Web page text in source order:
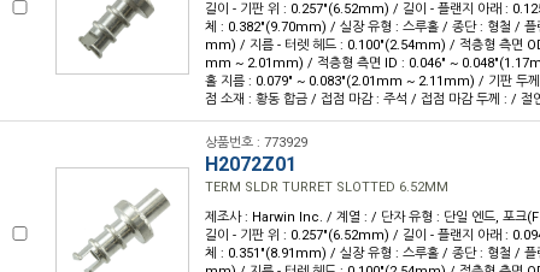
길이 - 기판 위 : 0.257"(6.52mm) / 길이 - 플랜지 아래 :
체 : 0.382"(9.70mm) / 실장 유형 : 스루홀 / 종단 : 형철 / 플
mm) / 지름 - 터렛 헤드 : 0.100"(2.54mm) / 적층형 측면
mm ~ 2.01mm) / 적층형 측면 ID : 0.046" ~
홀 지름 : 0.079" ~ 0.083"(2.01mm ~ 2.11mm) / 기판 두
점 소재 : 황동 합금 / 접점 마감 : 주석 / 접점 마감 두께 : / 절
상품번호 : 773929
H2072Z01
TERM SLDR TURRET SLOTTED 6.52MM
제조사 : Harwin Inc. / 계열 : / 단자 유형 : 단일 엔드, 포크
길이 - 기판 위 : 0.257"(6.52mm) / 길이 - 플랜지 아래 :
체 : 0.351"(8.91mm) / 실장 유형 : 스루홀 / 종단 : 형철 / 플